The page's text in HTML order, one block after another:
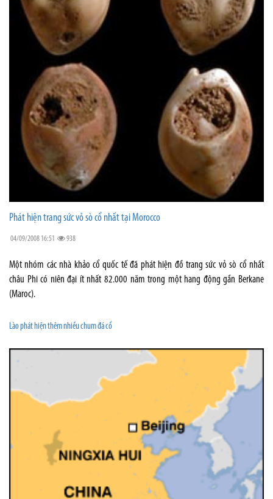
Phát hiện trang sức vỏ sò cổ nhất tại Morocco
04/09/2008 16:51 938
Một nhóm các nhà khảo cổ quốc tế đã phát hiện đồ trang sức vỏ sò cổ nhất
châu Phi có niên đại ít nhất 82.000 năm trong một hang động gần Berkane
(Maroc).
Lào phát hiện thêm nhiều chum đá cổ